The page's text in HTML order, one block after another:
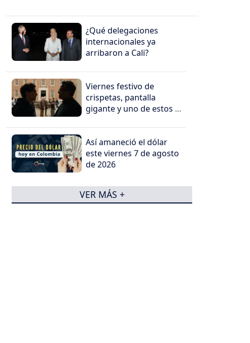
¿Qué delegaciones
internacionales ya
arribaron a Cali?
Viernes festivo de
crispetas, pantalla
gigante y uno de estos 5
Así amaneció el dólar
este viernes 7 de agosto
de 2026
VER MÁS +